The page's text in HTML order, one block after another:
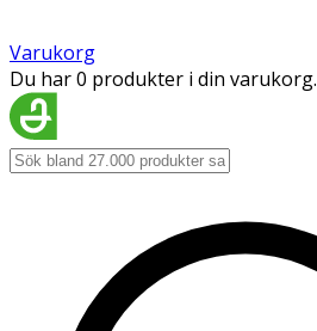
Varukorg
Du har 0 produkter i din varukorg.